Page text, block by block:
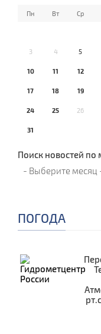
Пн Вт Ср
3 4 5
10 11 12
17 18 19
24 25 26
31
Поиск новостей по
ПОГОДА